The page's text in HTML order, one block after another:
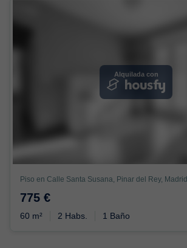
Alquilada con
Piso en Calle Santa Susana, Pinar del Rey, Madrid
775 €
60 m² 2 Habs. 1 Baño